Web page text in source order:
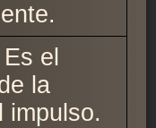
el
la
impulso.